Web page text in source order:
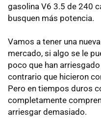
gasolina V6 3.5 de 240
busquen más potencia.
Vamos a tener una
mercado, si algo se le
poco que han
contrario que hicieron
Pero en tiempos duros
completamente
arriesgar demasiado.